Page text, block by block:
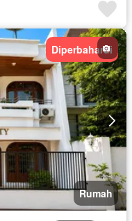
Diperbaharui
Rumah